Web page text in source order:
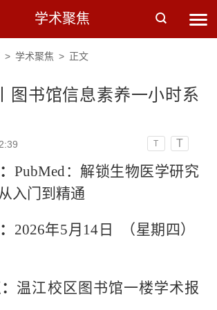
学术聚焦
> 学术聚焦 > 正文
图书馆信息素养一小时系
T T
PubMed：解锁生物医学研究
入门到精通
2026年5月14日 （星期四）
温江校区图书馆一楼学术报